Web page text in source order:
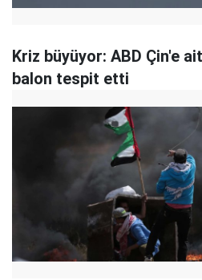
Kriz büyüyor: ABD Çin'e
balon tespit etti